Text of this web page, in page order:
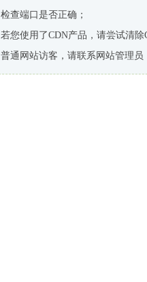
检查端口是否正确；
若您使用了CDN产品，请尝试清除
普通网站访客，请联系网站管理员